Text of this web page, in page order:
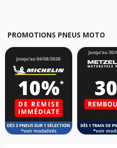
PROMOTIONS PNEUS MOTO